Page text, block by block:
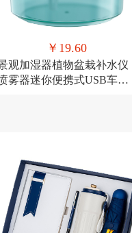
￥19.60
观加湿器植物盆栽补水仪
雾器迷你便携式USB车载